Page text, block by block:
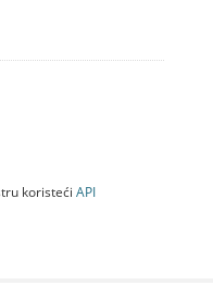
koristeći API